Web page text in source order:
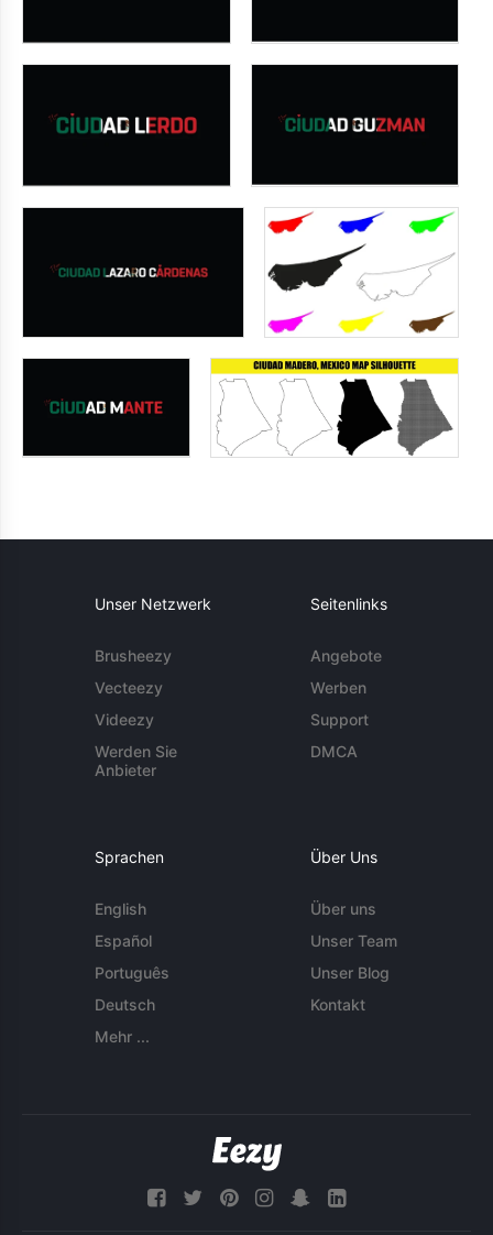
Unser Netzwerk
Brusheezy
Vecteezy
Videezy
Werden Sie
Anbieter
Seitenlinks
Angebote
Werben
Support
DMCA
Sprachen
English
Español
Português
Deutsch
Mehr ...
Über Uns
Über uns
Unser Team
Unser Blog
Kontakt